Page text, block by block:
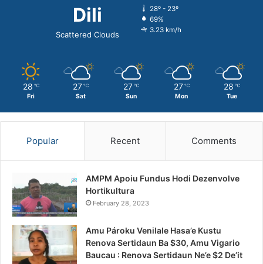
Dili
Scattered Clouds
28º - 23º
69%
3.23 km/h
28 ℃
Fri
27 ℃
Sat
27 ℃
Sun
27 ℃
Mon
28 ℃
Tue
Popular Recent Comments
AMPM Apoiu Fundus Hodi Dezenvolve
Hortikultura
February 28, 2023
Amu Pároku Venilale Hasa’e Kustu
Renova Sertidaun Ba $30, Amu Vigario
Baucau : Renova Sertidaun Ne’e $2 De’it